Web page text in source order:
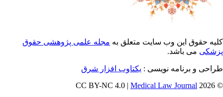
حقوق این وب سایت متعلق بهمجله علمی پژوهشی حقوق
می باشد.
و برنامه نویسی : یکتاوب افزار شرق
©
Medical Law Journal